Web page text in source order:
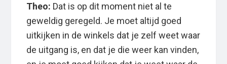
Theo: Dat is op dit moment niet al te
geweldig geregeld. Je moet altijd goed
uitkijken in de winkels dat je zelf weet waar
de uitgang is, en dat je die weer kan vinden,